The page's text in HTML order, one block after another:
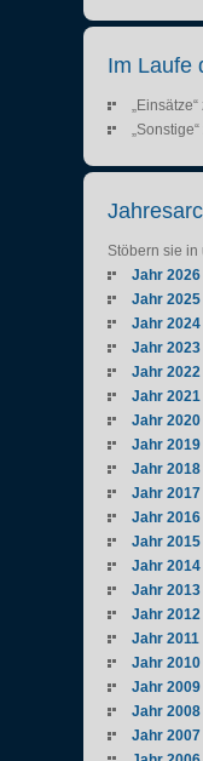
Im Laufe
Stöbern sie in
Jahr 2026
Jahr 2025
Jahr 2024
Jahr 2023
Jahr 2022
Jahr 2021
Jahr 2020
Jahr 2019
Jahr 2018
Jahr 2017
Jahr 2016
Jahr 2015
Jahr 2014
Jahr 2013
Jahr 2012
Jahr 2011
Jahr 2010
Jahr 2009
Jahr 2008
Jahr 2007